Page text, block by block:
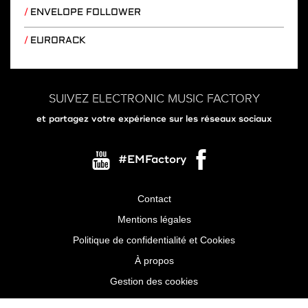
ENVELOPE FOLLOWER
EURORACK
SUIVEZ ELECTRONIC MUSIC FACTORY
et partagez votre expérience sur les réseaux sociaux
#EMFactory
Contact
Mentions légales
Politique de confidentialité et Cookies
À propos
Gestion des cookies